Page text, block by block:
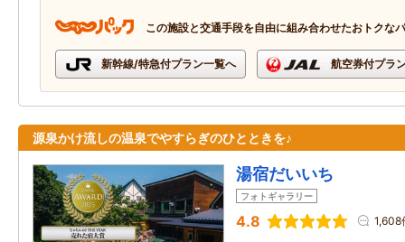
この施設と交通手段を自由に組み合わせたおトクな
新幹線/特急付プラン一覧へ 航空券付プラ
源泉かけ流しの温泉でやすらぎのひとときを♪
湯宿だいいち
フォトギャラリー
4.8 1,608